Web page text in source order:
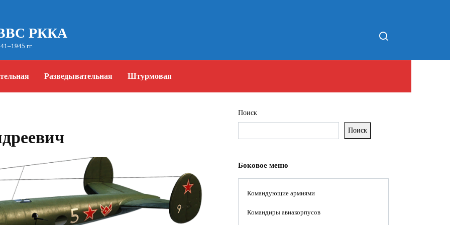
ВВС РККА
гг.
Разведывательная Штурмовая
Поиск
Поиск
Боковое меню
Командующие армиями
Командиры авиакорпусов